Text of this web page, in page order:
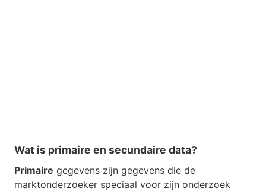
Wat is primaire en secundaire data?
Primaire gegevens zijn gegevens die de
marktonderzoeker speciaal voor zijn onderzoek